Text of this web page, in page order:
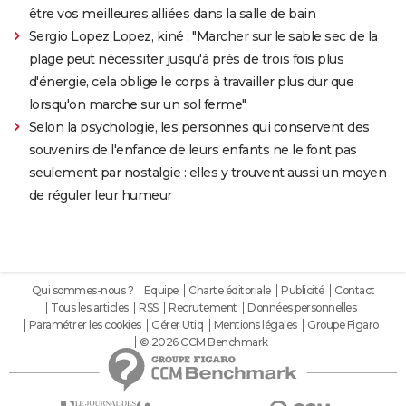
être vos meilleures alliées dans la salle de bain
Sergio Lopez Lopez, kiné : "Marcher sur le sable sec de la
plage peut nécessiter jusqu'à près de trois fois plus
d'énergie, cela oblige le corps à travailler plus dur que
lorsqu'on marche sur un sol ferme"
Selon la psychologie, les personnes qui conservent des
souvenirs de l'enfance de leurs enfants ne le font pas
seulement par nostalgie : elles y trouvent aussi un moyen
de réguler leur humeur
Qui sommes-nous ? Equipe Charte éditoriale Publicité
Contact
Tous les articles
RSS Recrutement
Données personnelles
Paramétrer les cookies
Gérer Utiq Mentions légales
Groupe Figaro
© 2026 CCM Benchmark